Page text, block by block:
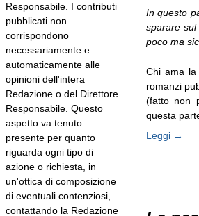
In questo
sparare
poco ma
Chi ama la
romanzi
(fatto non
questa
Leggi →
Responsabile. I contributi
pubblicati non
corrispondono
necessariamente e
automaticamente alle
opinioni dell'intera
Redazione o del Direttore
Responsabile. Questo
aspetto va tenuto
presente per quanto
riguarda ogni tipo di
azione o richiesta, in
un'ottica di composizione
di eventuali contenziosi,
contattando la Redazione